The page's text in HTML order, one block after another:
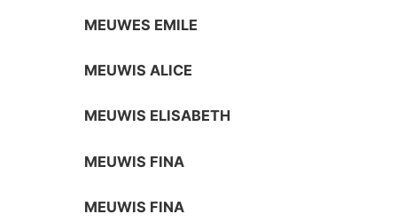
MEUWES EMILE
MEUWIS ALICE
MEUWIS ELISABETH
MEUWIS FINA
MEUWIS FINA